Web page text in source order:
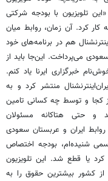
تلویزیون با بودجه شرکتی
کرد. آن زمان، روابط میان
هم در برنامه‌های خود
می‌پرداخت. این‌جا باید از
خبرگزاری ایرنا یاد کنم.
منتشر کرد و به
کجا و توسط چه کسانی تامین
و حتی هتاکانه مسئولان
روابط ایران و عربستان سعودی
شنیده‌ام، بودجه اختصاص
یا قطع شد. این تلویزیون
از کشور بیشترین حقوق را به